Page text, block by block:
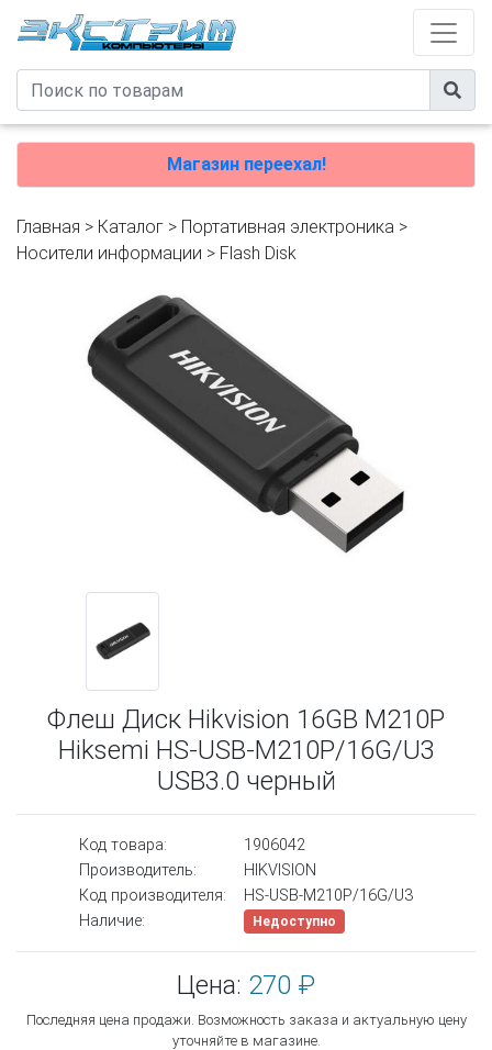
Магазин переехал!
Главная > Каталог > Портативная электроника >
Носители информации > Flash Disk
Флеш Диск Hikvision 16GB M210P
Hiksemi HS-USB-M210P/16G/U3
USB3.0 черный
Код товара:
1906042
Производитель:
HIKVISION
Код производителя:
HS-USB-M210P/16G/U3
Наличие:
Недоступно
Цена: 270 ₽
Последняя цена продажи. Возможность заказа и актуальную цену
уточняйте в магазине.